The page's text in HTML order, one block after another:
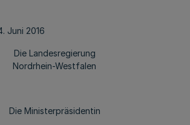
Juni 2016
Die Landesregierung
Nordrhein-Westfalen
Die Ministerpräsidentin